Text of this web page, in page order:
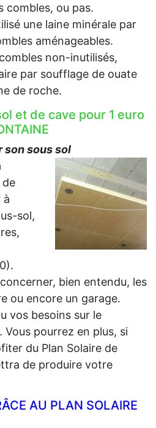
combles, ou pas.
une laine minérale par
aménageables.
non-inutilisés,
par soufflage de ouate
de roche.
et de cave pour 1 euro
son sous sol
à
sol,
bien entendu, les
ou encore un garage.
vos besoins sur le
Vous pourrez en plus, si
du Plan Solaire de
de produire votre
AU PLAN SOLAIRE